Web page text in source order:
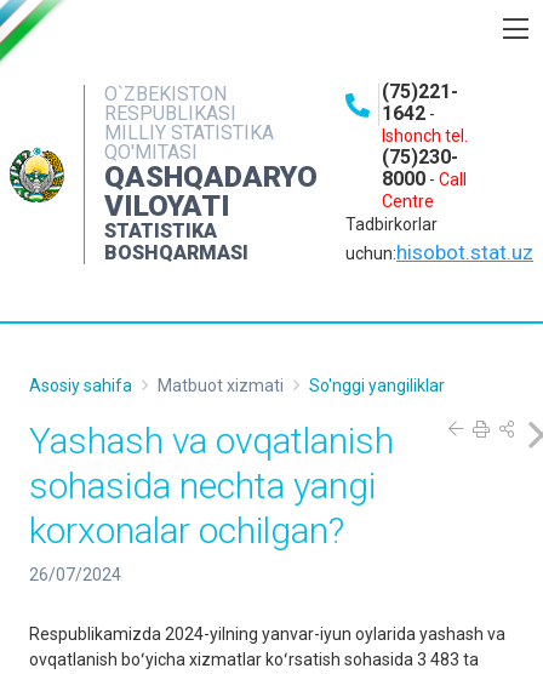
O`ZBEKISTON
RESPUBLIKASI
MILLIY STATISTIKA
QO'MITASI
QASHQADARYO
VILOYATI
STATISTIKA
BOSHQARMASI
(75)221-
1642 -
Ishonch tel.
(75)230-
8000 - Call
Centre
Tadbirkorlar
uchun:hisobot.stat.uz
OCHIQ MA'LUMOTLAR
NASHRLAR
INTERAKTIV XIZMATLAR
MATBUOT XIZMATI
KONTAKTLAR
Asosiy sahifa Matbuot xizmati So'nggi yangiliklar
Yashash va ovqatlanish
sohasida nechta yangi
korxonalar ochilgan?
26/07/2024
Respublikamizda 2024-yilning yanvar-iyun oylarida yashash va
ovqatlanish boʻyicha xizmatlar koʻrsatish sohasida 3 483 ta